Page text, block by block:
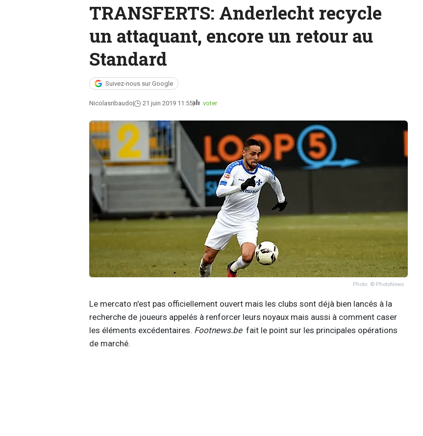
TRANSFERTS: Anderlecht recycle
un attaquant, encore un retour au
Standard
Suivez-nous sur Google
Nicolasribaudo 21 juin 2019 11:55 voter
Photo: © PhotoNews
Le mercato n'est pas officiellement ouvert mais les clubs sont déjà bien lancés à la
recherche de joueurs appelés à renforcer leurs noyaux mais aussi à comment caser
les éléments excédentaires. Footnews.befait le point sur les principales opérations
de marché.